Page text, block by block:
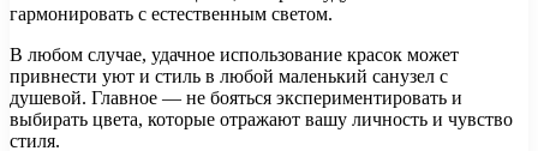
гармонировать с естественным светом.
В любом случае, удачное использование красок может
привнести уют и стиль в любой маленький санузел с
душевой. Главное — не бояться экспериментировать и
выбирать цвета, которые отражают вашу личность и чувство
стиля.